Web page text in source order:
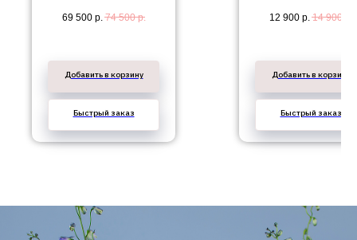
69 500 р. 74 500 р.
Добавить в корзину
Быстрый заказ
12 900 р. 14 900
Добавить в корзину
Быстрый заказ